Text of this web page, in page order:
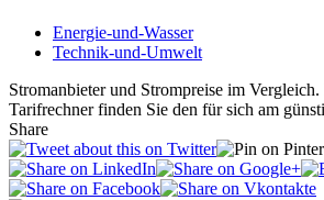
Energie-und-Wasser
Technik-und-Umwelt
Stromanbieter und Strompreise im
Tarifrechner finden Sie den für sich am
Share